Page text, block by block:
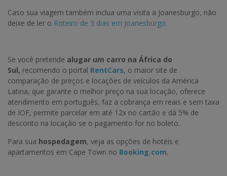
Caso sua viagem também inclua uma visita a Joanesburgo, não
deixe de ler o Roteiro de 3 dias em Joanesburgo.
Se você pretende alugar um carro na África do
Sul, recomendo o portal RentCars, o maior site de
comparação de preços e locações de veículos da América
Latina, que garante o melhor preço na sua locação, oferece
atendimento em português, faz a cobrança em reais e sem taxa
de IOF, permite parcelar em até 12x no cartão e dá 5% de
desconto na locação se o pagamento for no boleto.
Para sua hospedagem, veja as opções de hotéis e
apartamentos em Cape Town no Booking.com.